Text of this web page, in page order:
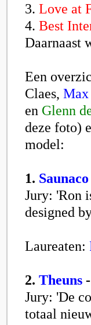
3. Love at
4. Best
Daarnaast
Een
Claes,
en Glenn
deze foto)
model:
1. Saunaco
Jury: 'Ron
designed
Laureaten:
2. Theuns -
Jury: 'De
totaal